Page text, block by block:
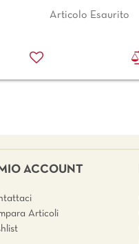
Articolo Esaurito
MIO ACCOUNT
Articoli